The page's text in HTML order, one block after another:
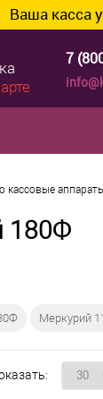
касса уже
7
кассовые
180Ф
Меркурий